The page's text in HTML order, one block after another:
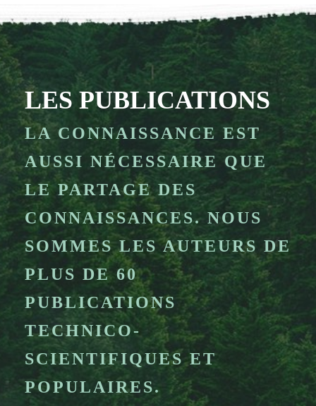
LES PUBLICATIONS
LA CONNAISSANCE EST
AUSSI NÉCESSAIRE QUE
LE PARTAGE DES
CONNAISSANCES. NOUS
SOMMES LES AUTEURS DE
PLUS DE 60
PUBLICATIONS
TECHNICO-
SCIENTIFIQUES ET
POPULAIRES.